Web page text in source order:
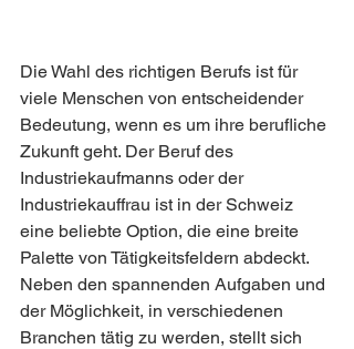
Die Wahl des richtigen Berufs ist für
viele Menschen von entscheidender
Bedeutung, wenn es um ihre berufliche
Zukunft geht. Der Beruf des
Industriekaufmanns oder der
Industriekauffrau ist in der Schweiz
eine beliebte Option, die eine breite
Palette von Tätigkeitsfeldern abdeckt.
Neben den spannenden Aufgaben und
der Möglichkeit, in verschiedenen
Branchen tätig zu werden, stellt sich